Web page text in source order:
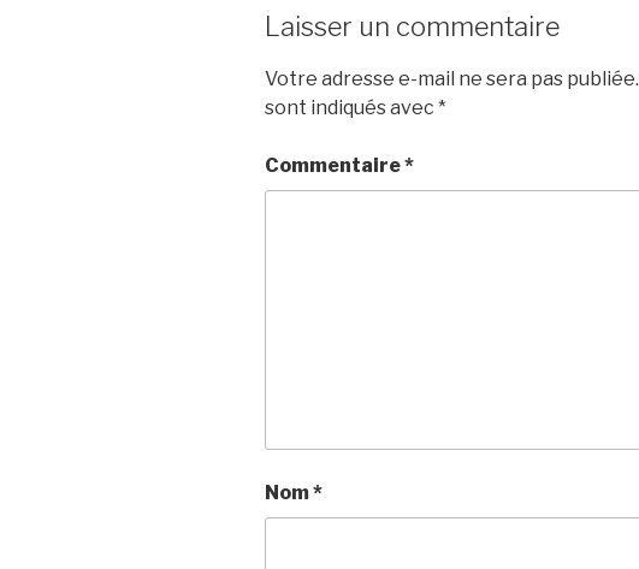
Laisser un commentaire
Votre adresse e-mail ne sera pas publiée.
sont indiqués avec *
Commentaire*
Nom*